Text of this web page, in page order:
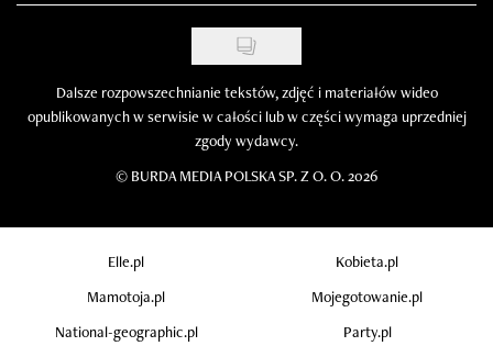
Dalsze rozpowszechnianie tekstów, zdjęć i materiałów wideo
opublikowanych w serwisie w całości lub w części wymaga uprzedniej
zgody wydawcy.
© BURDA MEDIA POLSKA SP. Z O. O. 2026
Elle.pl
Kobieta.pl
Mamotoja.pl
Mojegotowanie.pl
National-geographic.pl
Party.pl